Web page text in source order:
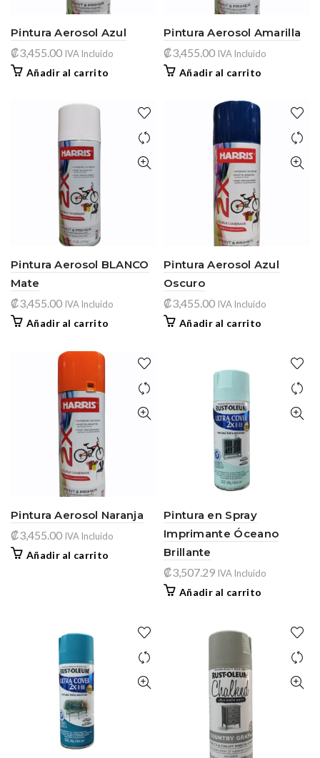
Pintura Aerosol Azul
₡3,455.00 IVA Incluido
Añadir al carrito
Pintura Aerosol Amarilla
₡3,455.00 IVA Incluido
Añadir al carrito
Pintura Aerosol BLANCO
Mate
₡3,455.00 IVA Incluido
Añadir al carrito
Pintura Aerosol Azul
Oscuro
₡3,455.00 IVA Incluido
Añadir al carrito
Pintura Aerosol Naranja
₡3,455.00 IVA Incluido
Añadir al carrito
Pintura en Spray
Imprimante Óceano
Brillante
₡3,507.29 IVA Incluido
Añadir al carrito